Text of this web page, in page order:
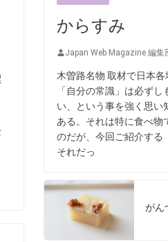
からすみ
Japan Web Magazine 編集
木曽路名物 取材で日本各
「自分の常識」は必ず
い、という事を強く思い
ある。それは特に食べ物
のだが、今回ご紹介する
それだっ
がん